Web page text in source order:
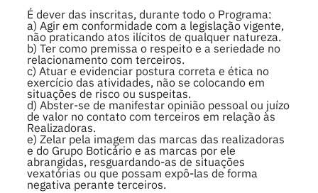
É dever das inscritas, durante todo o Programa:
a) Agir em conformidade com a legislação vigente,
não praticando atos ilícitos de qualquer natureza.
b) Ter como premissa o respeito e a seriedade no
relacionamento com terceiros.
c) Atuar e evidenciar postura correta e ética no
exercício das atividades, não se colocando em
situações de risco ou suspeitas.
d) Abster-se de manifestar opinião pessoal ou juízo
de valor no contato com terceiros em relação às
Realizadoras.
e) Zelar pela imagem das marcas das realizadoras
e do Grupo Boticário e as marcas por ele
abrangidas, resguardando-as de situações
vexatórias ou que possam expô-las de forma
negativa perante terceiros.